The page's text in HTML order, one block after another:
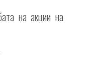
на акции на